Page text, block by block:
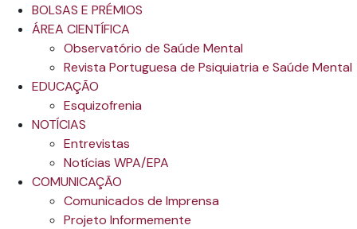
BOLSAS E PRÉMIOS
ÁREA CIENTÍFICA
Observatório de Saúde Mental
Revista Portuguesa de Psiquiatria e Saúde Mental
EDUCAÇÃO
Esquizofrenia
NOTÍCIAS
Entrevistas
Notícias WPA/EPA
COMUNICAÇÃO
Comunicados de Imprensa
Projeto Informemente